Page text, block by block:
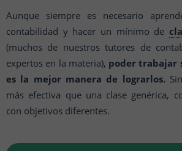
Aunque siempre es necesario
contabilidad y hacer un mínimo de
(muchos de nuestros tutores de
expertos en la materia), poder trabajar
es la mejor manera de lograrlos.
más efectiva que una clase genérica,
con objetivos diferentes.